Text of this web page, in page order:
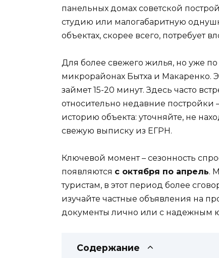
панельных домах советской
студию или малогабаритную
объектах, скорее всего, потребует
Для более свежего жилья, но уже
микрорайонах Бытха и Макаренко.
займет 15-20 минут. Здесь часто
относительно недавние постройки
историю объекта: уточняйте, не
свежую выписку из ЕГРН.
Ключевой момент – сезонность
появляются с октября по апрель.
туристам, в этот период более
изучайте частные объявления на
документы лично или с надежным
Содержание